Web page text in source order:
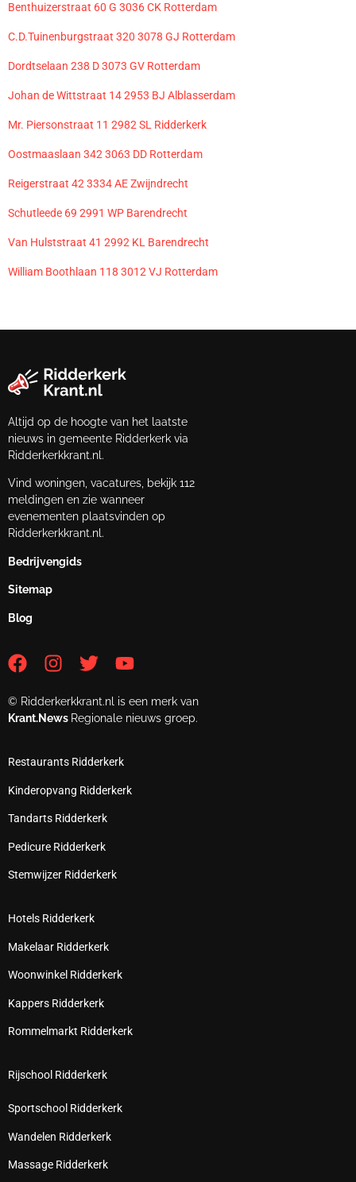
Benthuizerstraat 60 G 3036 CK Rotterdam
C.D.Tuinenburgstraat 320 3078 GJ Rotterdam
Dordtselaan 238 D 3073 GV Rotterdam
Johan de Wittstraat 14 2953 BJ Alblasserdam
Mr. Piersonstraat 11 2982 SL Ridderkerk
Oostmaaslaan 342 3063 DD Rotterdam
Reigerstraat 42 3334 AE Zwijndrecht
Schutleede 69 2991 WP Barendrecht
Van Hulststraat 41 2992 KL Barendrecht
William Boothlaan 118 3012 VJ Rotterdam
Altijd op de hoogte van het laatste
nieuws in gemeente Ridderkerk via
Ridderkerkkrant.nl.
Vind woningen, vacatures, bekijk 112
meldingen en zie wanneer
evenementen plaatsvinden op
Ridderkerkkrant.nl.
Bedrijvengids
Sitemap
Blog
© Ridderkerkkrant.nl is een merk van
Krant.News Regionale nieuws groep.
Restaurants Ridderkerk
Kinderopvang Ridderkerk
Tandarts Ridderkerk
Pedicure Ridderkerk
Stemwijzer Ridderkerk
Hotels Ridderkerk
Makelaar Ridderkerk
Woonwinkel Ridderkerk
Kappers Ridderkerk
Rommelmarkt Ridderkerk
Rijschool Ridderkerk
Sportschool Ridderkerk
Wandelen Ridderkerk
Massage Ridderkerk